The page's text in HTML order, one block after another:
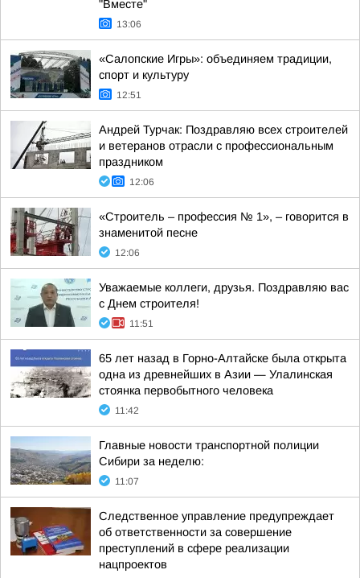
"Вместе"
13:06
«Салопские Игры»: объединяем традиции,
спорт и культуру
12:51
Андрей Турчак: Поздравляю всех строителей
и ветеранов отрасли с профессиональным
праздником
12:06
«Строитель – профессия № 1», – говорится в
знаменитой песне
12:06
Уважаемые коллеги, друзья. Поздравляю вас
с Днем строителя!
11:51
65 лет назад в Горно-Алтайске была открыта
одна из древнейших в Азии — Улалинская
стоянка первобытного человека
11:42
Главные новости транспортной полиции
Сибири за неделю:
11:07
Следственное управление предупреждает
об ответственности за совершение
преступлений в сфере реализации
нацпроектов